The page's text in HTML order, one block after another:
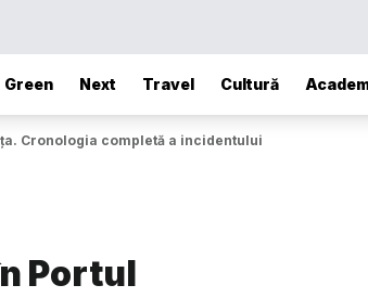
Green Next Travel Cultură
Cronologia completă a incidentului
Portul